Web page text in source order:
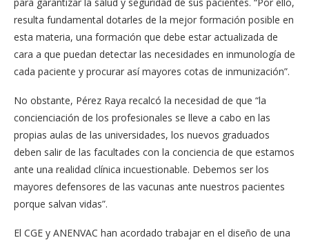
resulta fundamental dotarles de la mejor formación posible en
esta materia, una formación que debe estar actualizada de
cara a que puedan detectar las necesidades en inmunología de
cada paciente y procurar así mayores cotas de inmunización”.
No obstante, Pérez Raya recalcó la necesidad de que “la
concienciación de los profesionales se lleve a cabo en las
propias aulas de las universidades, los nuevos graduados
deben salir de las facultades con la conciencia de que estamos
ante una realidad clínica incuestionable. Debemos ser los
mayores defensores de las vacunas ante nuestros pacientes
porque salvan vidas”.
El CGE y ANENVAC han acordado trabajar en el diseño de una